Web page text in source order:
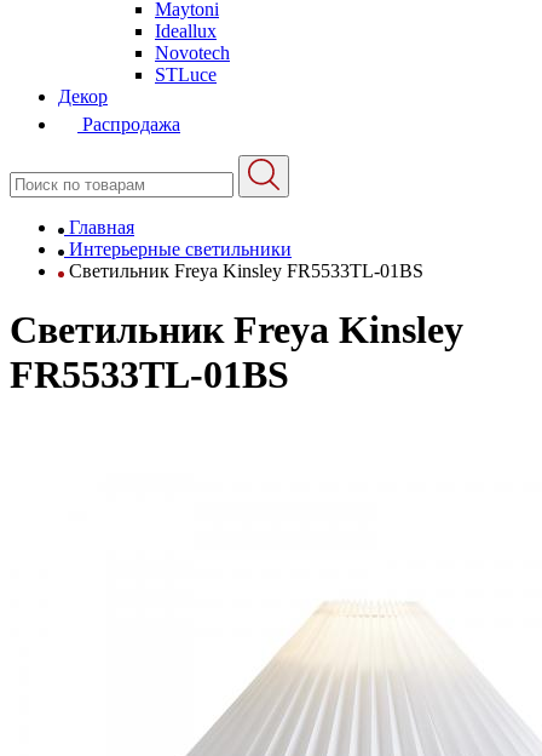
Maytoni
Ideallux
Novotech
STLuce
Декор
Распродажа
Главная
Интерьерные светильники
Светильник Freya Kinsley FR5533TL-01BS
Светильник Freya Kinsley
FR5533TL-01BS